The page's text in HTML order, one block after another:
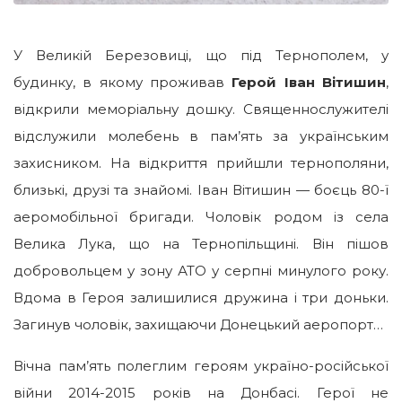
У Великій Березовиці, що під Тернополем, у
будинку, в якому проживав Герой Іван Вітишин,
відкрили меморіальну дошку. Священнослужителі
відслужили молебень в пам’ять за українським
захисником. На відкриття прийшли тернополяни,
близькі, друзі та знайомі. Іван Вітишин — боєць 80-ї
аеромобільної бригади. Чоловік родом із села
Велика Лука, що на Тернопільщині. Він пішов
добровольцем у зону АТО у серпні минулого року.
Вдома в Героя залишилися дружина і три доньки.
Загинув чоловік, захищаючи Донецький аеропорт…
Вічна пам’ять полеглим героям україно-російської
війни 2014-2015 років на Донбасі. Герої не